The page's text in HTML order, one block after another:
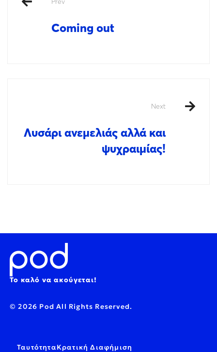
Coming out
Next
Λυσάρι ανεμελιάς αλλά και
ψυχραιμίας!
Το καλό να ακούγεται!
© 2026 Pod All Rights Reserved.
ΤαυτότηταΚρατική Διαφήμιση